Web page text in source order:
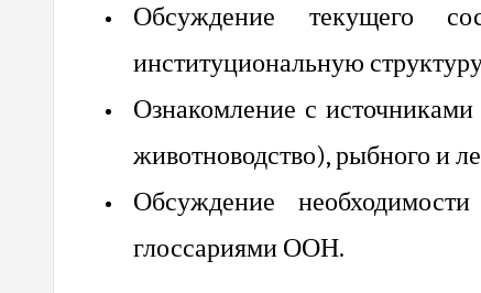
Обсуждение текущего
институциональную
Ознакомление с
животноводство), рыбного и
Обсуждение
глоссариями ООН.